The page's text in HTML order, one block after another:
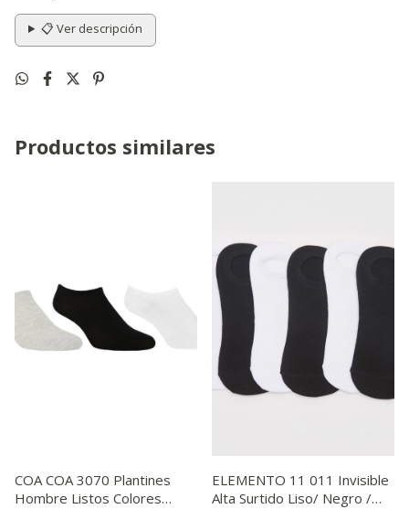
📋 Ver descripción
Productos similares
COA COA 3070 Plantines
Hombre Listos Colores
ELEMENTO 11 011 Invisible
Alta Surtido Liso/ Negro /